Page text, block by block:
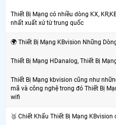
Thiết Bị Mạng có nhiều dòng KX,
nhất xuất xứ từ trung quốc
🌍 Thiết Bị Mạng KBvision Những
Thiết Bị Mạng HDanalog, Thiết Bị
Thiết Bị Mạng kbvision cũng như
mã và công nghệ trong đó Thiết Bị
wifi
🥉 Chiết Khấu Thiết Bị Mạng KBvision